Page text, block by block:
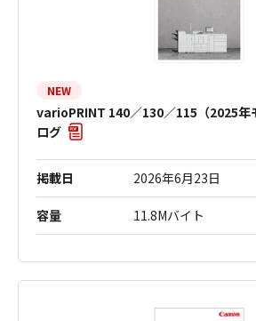
NEW
varioPRINT 140／130／115（2025年
ログ
掲載日 2026年6月23日
容量 11.8Mバイト